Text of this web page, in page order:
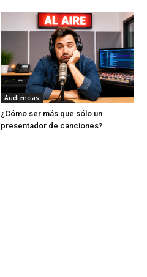
Audiencias
¿Cómo ser más que sólo un
presentador de canciones?